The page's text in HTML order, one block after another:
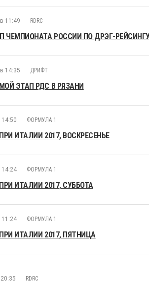
11:49 RDRC
ЧЕМПИОНАТА РОССИИ ПО ДРЭГ-РЕЙСИНГУ
14:35 ДРИФТ
ЭТАП РДС В РЯЗАНИ
14:50 ФОРМУЛА 1
ИТАЛИИ 2017, ВОСКРЕСЕНЬЕ
14:24 ФОРМУЛА 1
ИТАЛИИ 2017, СУББОТА
11:24 ФОРМУЛА 1
ИТАЛИИ 2017, ПЯТНИЦА
RDRC